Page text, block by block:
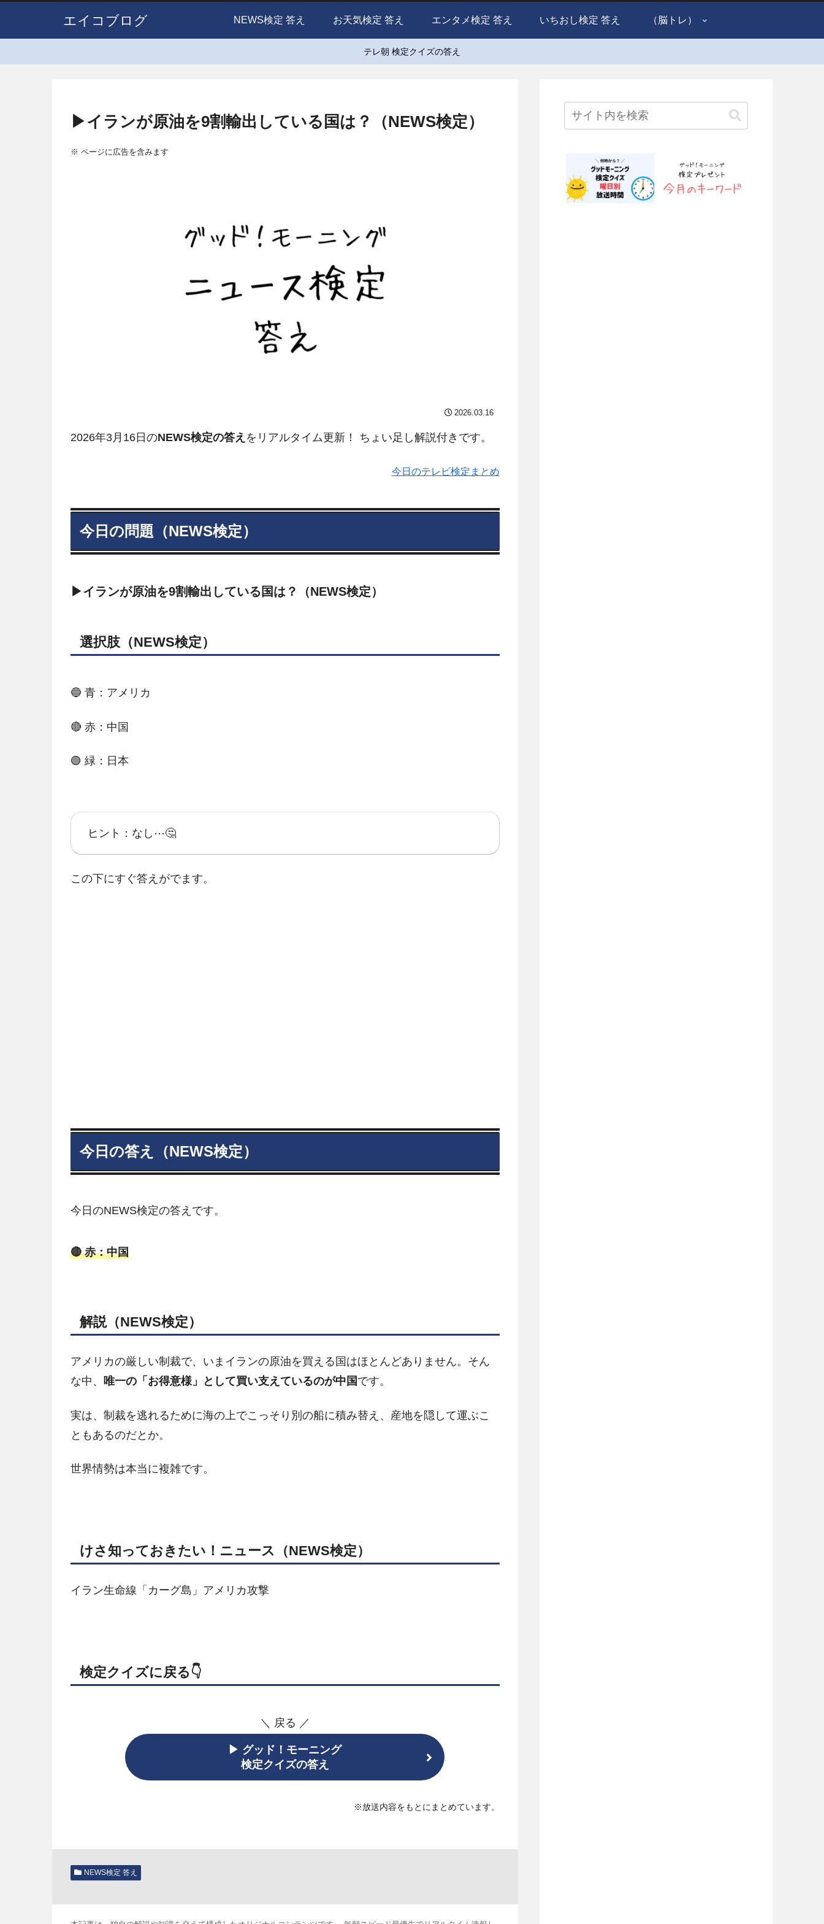
エイコブログ NEWS検定 答え お天気検定 答え エンタメ検定 答え いちおし検定 答え （脳トレ）
テレ朝 検定クイズの答え
▶イランが原油を9割輸出している国は？（NEWS検定）
※ ページに広告を含みます
2026.03.16
2026年3月16日のNEWS検定の答え をリアルタイム更新！ ちょい足し解説付きです。
今日のテレビ検定まとめ
今日の問題（NEWS検定）
▶イランが原油を9割輸出している国は？（NEWS検定）
選択肢（NEWS検定）
🔵 青：アメリカ
🔴 赤：中国
🟢 緑：日本
ヒント：なし⋯🤔
この下にすぐ答えがでます。
今日の答え（NEWS検定）
今日のNEWS検定の答えです。
🔴 赤：中国
解説（NEWS検定）
アメリカの厳しい制裁で、いまイランの原油を買える国はほとんどありません。そん
な中、 唯一の「お得意様」として買い支えているのが中国 です。
実は、制裁を逃れるために海の上でこっそり別の船に積み替え、産地を隠して運ぶこ
ともあるのだとか。
世界情勢は本当に複雑です。
けさ知っておきたい！ニュース （NEWS検定）
イラン生命線「カーグ島」アメリカ攻撃
検定クイズに戻る👇️
＼ 戻る ／
▶ グッド！モーニング
検定クイズの答え
※放送内容をもとにまとめています。
NEWS検定 答え